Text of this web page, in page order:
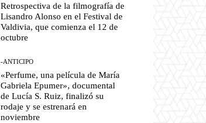
Retrospectiva de la filmografía de
Lisandro Alonso en el Festival de
Valdivia, que comienza el 12 de
octubre
-ANTICIPO
«Perfume, una película de María
Gabriela Epumer», documental
de Lucía S. Ruiz, finalizó su
rodaje y se estrenará en
noviembre